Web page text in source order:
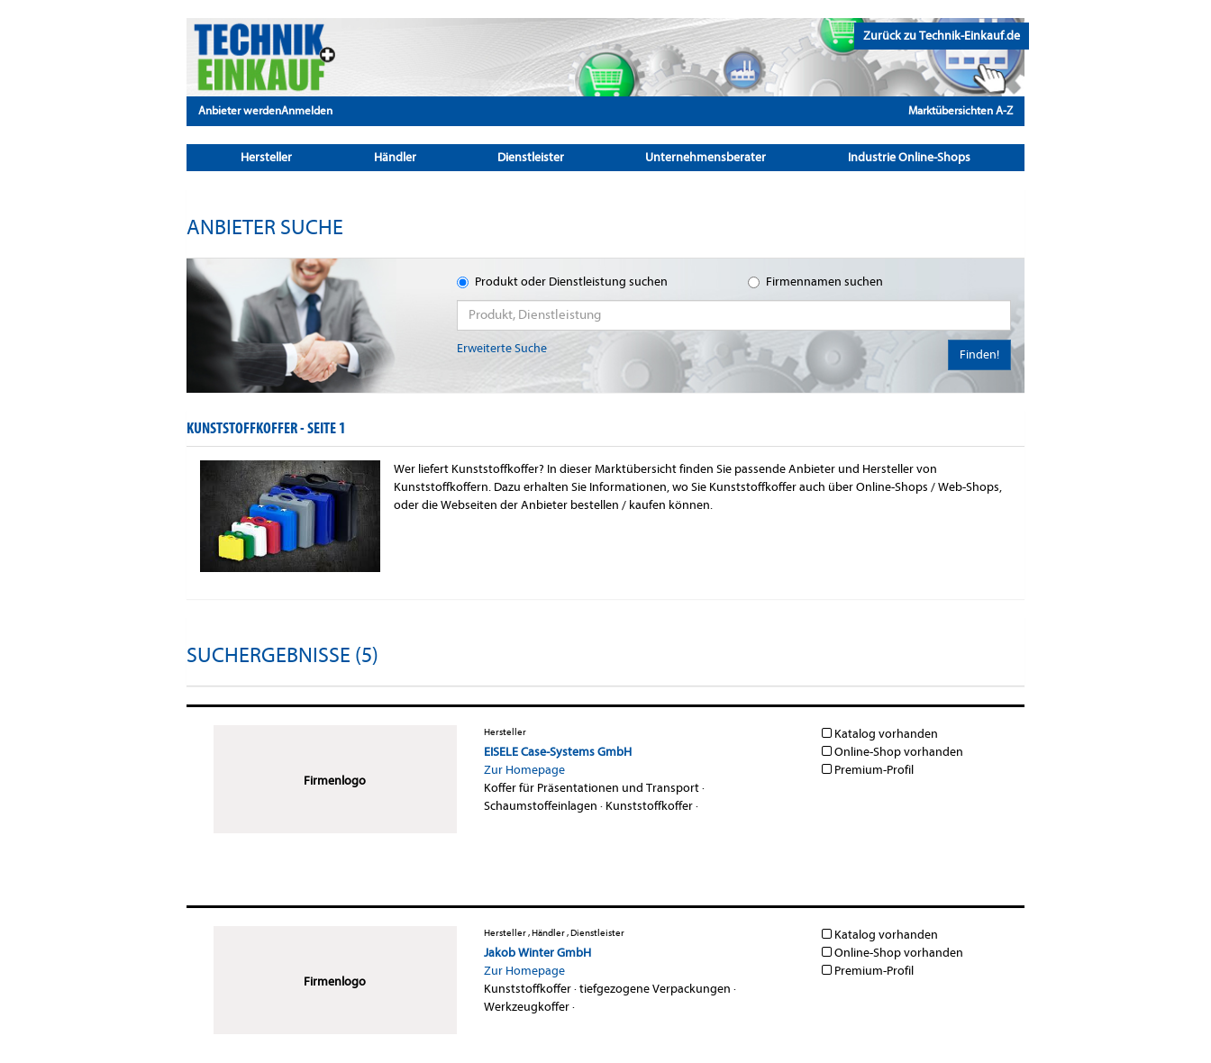
Zurück zu Technik-Einkauf.de
Anbieter werdenAnmelden Marktübersichten A-Z
Hersteller Händler Dienstleister Unternehmensberater Industrie Online-Shops
ANBIETER SUCHE
Produkt oder Dienstleistung suchen Firmennamen suchen
Erweiterte Suche Finden!
KUNSTSTOFFKOFFER -SEITE 1
Wer liefert Kunststoffkoffer? In dieser Marktübersicht finden Sie passende Anbieter und Hersteller von
Kunststoffkoffern. Dazu erhalten Sie Informationen, wo Sie Kunststoffkoffer auch über Online-Shops / Web-Shops,
oder die Webseiten der Anbieter bestellen / kaufen können.
SUCHERGEBNISSE (5)
Firmenlogo
Hersteller
EISELE Case-Systems GmbH
Zur Homepage
Koffer für Präsentationen und Transport·
Schaumstoffeinlagen · Kunststoffkoffer·
Katalog vorhanden
Online-Shop vorhanden
Premium-Profil
Firmenlogo
Hersteller , Händler , Dienstleister
Jakob Winter GmbH
Zur Homepage
Kunststoffkoffer·tiefgezogene Verpackungen ·
Werkzeugkoffer·
Katalog vorhanden
Online-Shop vorhanden
Premium-Profil